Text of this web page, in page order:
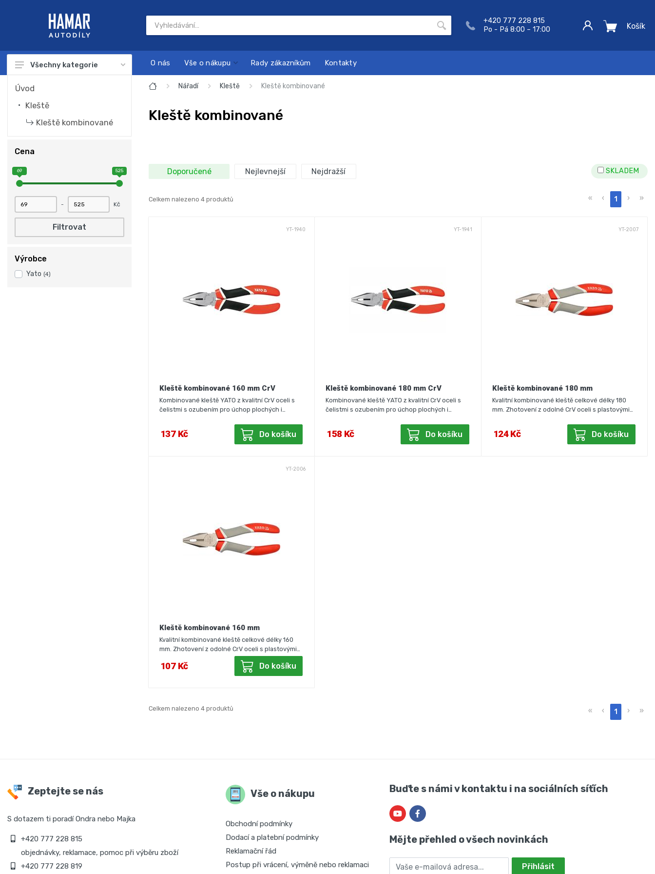
+420 777 228 815
Po - Pá 8:00 – 17:00
Košík
Autodíly
Autokosmetika
Autonabíječky
Náplně a chemie
Nářadí
Startovací zdroje
Všechny kategorie O nás Vše o nákupu Rady zákazníkům Kontakty
Úvod
Kleště
Kleště kombinované
Cena
69 525
- Kč
Filtrovat
Výrobce
Yato (4)
Nářadí Kleště Kleště kombinované
Kleště kombinované
Doporučené Nejlevnejší Nejdražší SKLADEM
Celkem nalezeno 4 produktů « ‹ 1 › »
YT-1940
Kleště kombinované 160 mm CrV
Kombinované kleště YATO z kvalitní CrV oceli s
čelistmi s ozubením pro úchop plochých i…
137 Kč Do košíku
YT-1941
Kleště kombinované 180 mm CrV
Kombinované kleště YATO z kvalitní CrV oceli s
čelistmi s ozubením pro úchop plochých i…
158 Kč Do košíku
YT-2007
Kleště kombinované 180 mm
Kvalitní kombinované kleště celkové délky 180
mm. Zhotovení z odolné CrV oceli s plastovými…
124 Kč Do košíku
YT-2006
Kleště kombinované 160 mm
Kvalitní kombinované kleště celkové délky 160
mm. Zhotovení z odolné CrV oceli s plastovými…
107 Kč Do košíku
Celkem nalezeno 4 produktů « ‹ 1 › »
Zeptejte se nás
S dotazem ti poradí Ondra nebo Majka
+420 777 228 815
objednávky, reklamace, pomoc při výběru zboží
+420 777 228 819
Vše o nákupu
Obchodní podmínky
Dodací a platební podmínky
Reklamační řád
Postup při vrácení, výměně nebo reklamaci
Buďte s námi v kontaktu i na sociálních síťích
Mějte přehled o všech novinkách
Email Přihlásit